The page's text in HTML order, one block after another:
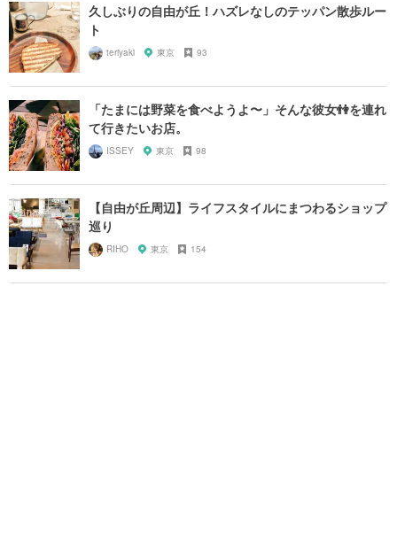
久しぶりの自由が丘！ハズレなしのテッパン散歩ルー
ト
teriyaki 東京 93
「たまには野菜を食べようよ〜」そんな彼女👫を連れ
て行きたいお店。
ISSEY 東京 98
【自由が丘周辺】ライフスタイルにまつわるショップ
巡り
RIHO 東京 154